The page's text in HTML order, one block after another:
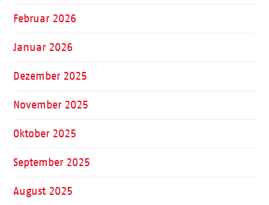
Februar 2026
Januar 2026
Dezember 2025
November 2025
Oktober 2025
September 2025
August 2025